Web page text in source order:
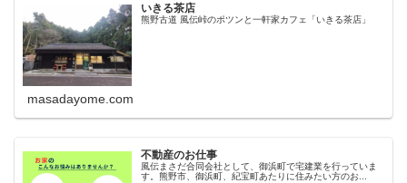
いきる茶店
熊野古道 風伝峠のポツンと一軒家カフェ「いきる茶店」
masadayome.com
不動産のお仕事
風伝まさだ合同会社として、御浜町で宅建業を行っていま
す。熊野市、御浜町、紀宝町あたりに住みたい方のお...